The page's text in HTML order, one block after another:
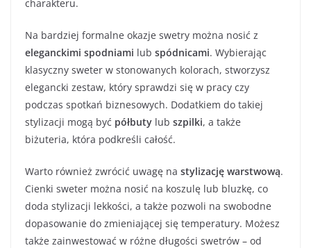
charakteru.
Na bardziej formalne okazje swetry można nosić z
eleganckimi spodniami lub spódnicami. Wybierając
klasyczny sweter w stonowanych kolorach, stworzysz
elegancki zestaw, który sprawdzi się w pracy czy
podczas spotkań biznesowych. Dodatkiem do takiej
stylizacji mogą być półbuty lub szpilki, a także
biżuteria, która podkreśli całość.
Warto również zwrócić uwagę na stylizację warstwową.
Cienki sweter można nosić na koszulę lub bluzkę, co
doda stylizacji lekkości, a także pozwoli na swobodne
dopasowanie do zmieniającej się temperatury. Możesz
także zainwestować w różne długości swetrów – od